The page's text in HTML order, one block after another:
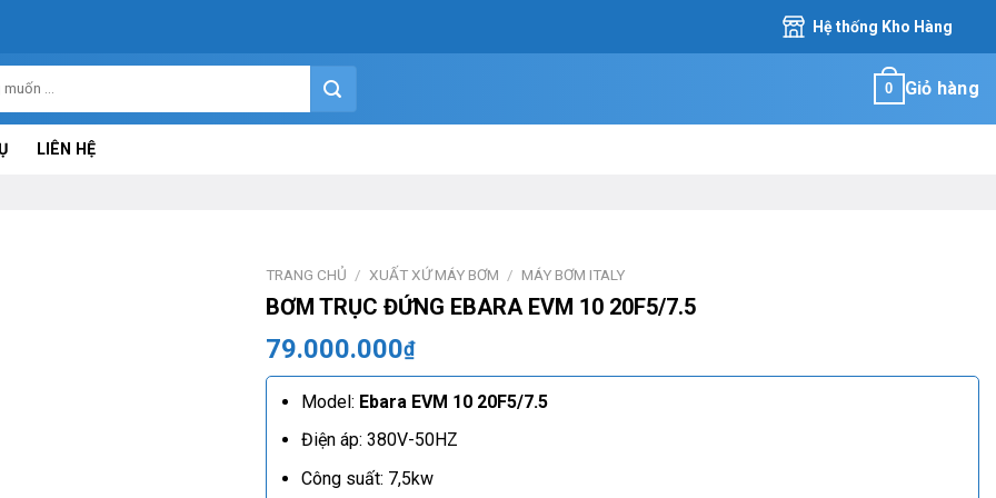
Hệ thống Kho Hàng
Giỏ hàng
0
LIÊN HỆ
TRANG CHỦ / XUẤT XỨ MÁY BƠM / MÁY BƠM ITALY
BƠM TRỤC ĐỨNG EBARA EVM 10 20F5/7.5
79.000.000₫
Model: Ebara EVM 10 20F5/7.5
Điện áp: 380V-50HZ
Công suất: 7,5kw